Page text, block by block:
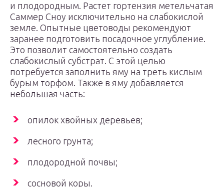
и плодородным. Растет гортензия метельчатая
Саммер Сноу исключительно на слабокислой
земле. Опытные цветоводы рекомендуют
заранее подготовить посадочное углубление.
Это позволит самостоятельно создать
слабокислый субстрат. С этой целью
потребуется заполнить яму на треть кислым
бурым торфом. Также в яму добавляется
небольшая часть:
опилок хвойных деревьев;
лесного грунта;
плодородной почвы;
сосновой коры.